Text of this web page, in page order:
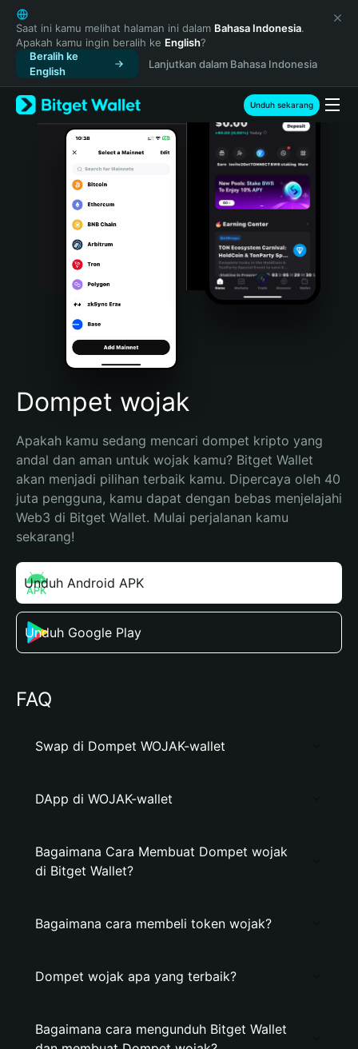
English
日本語
Tiếng Việt
Русский
Español (Latinoamérica)
Türkçe
Italiano
Português (Portugal)
Bahasa Indonesia
Português (Brasil)
Español (Argentina)
Saat ini kamu melihat halaman ini dalam Bahasa Indonesia.
Apakah kamu ingin beralih ke English?
Beralih ke
English
Lanjutkan dalam Bahasa Indonesia
Unduh sekarang
Dompet wojak
Apakah kamu sedang mencari dompet kripto yang
andal dan aman untuk wojak kamu? Bitget Wallet
akan menjadi pilihan terbaik kamu. Dipercaya oleh 40
juta pengguna, kamu dapat dengan bebas menjelajahi
Web3 di Bitget Wallet. Mulai perjalanan kamu
sekarang!
Unduh Android APK
Unduh Google Play
FAQ
Swap di Dompet WOJAK-wallet
DApp di WOJAK-wallet
Bagaimana Cara Membuat Dompet wojak
di Bitget Wallet?
Bagaimana cara membeli token wojak?
Dompet wojak apa yang terbaik?
Bagaimana cara mengunduh Bitget Wallet